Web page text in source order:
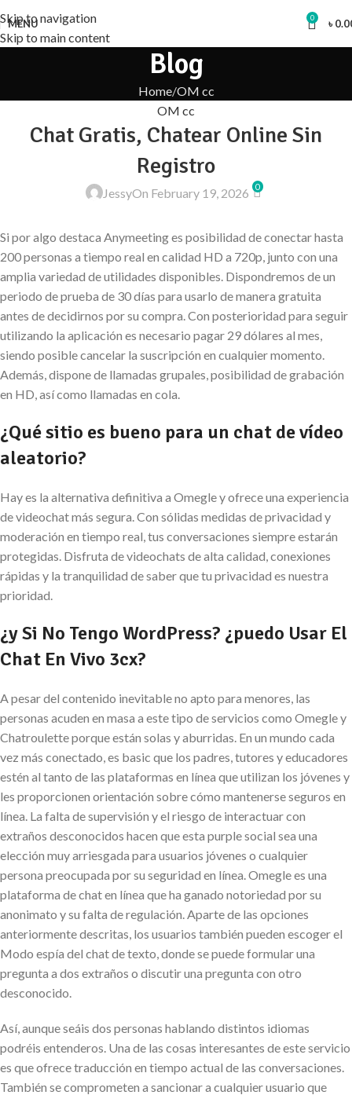
Skip to navigation
Skip to main content
MENU 0 ৳
Blog
Home OM cc
OM cc
Chat Gratis, Chatear Online Sin
Registro
JessyOn February 19, 2026 0
Si por algo destaca Anymeeting es posibilidad de conectar hasta
200 personas a tiempo real en calidad HD a 720p, junto con una
amplia variedad de utilidades disponibles. Dispondremos de un
periodo de prueba de 30 días para usarlo de manera gratuita
antes de decidirnos por su compra. Con posterioridad para seguir
utilizando la aplicación es necesario pagar 29 dólares al mes,
siendo posible cancelar la suscripción en cualquier momento.
Además, dispone de llamadas grupales, posibilidad de grabación
en HD, así como llamadas en cola.
¿Qué sitio es bueno para un chat de vídeo
aleatorio?
Hay es la alternativa definitiva a Omegle y ofrece una experiencia
de videochat más segura. Con sólidas medidas de privacidad y
moderación en tiempo real, tus conversaciones siempre estarán
protegidas. Disfruta de videochats de alta calidad, conexiones
rápidas y la tranquilidad de saber que tu privacidad es nuestra
prioridad.
¿y Si No Tengo WordPress? ¿puedo Usar El
Chat En Vivo 3cx?
A pesar del contenido inevitable no apto para menores, las
personas acuden en masa a este tipo de servicios como Omegle y
Chatroulette porque están solas y aburridas. En un mundo cada
vez más conectado, es basic que los padres, tutores y educadores
estén al tanto de las plataformas en línea que utilizan los jóvenes y
les proporcionen orientación sobre cómo mantenerse seguros en
línea. La falta de supervisión y el riesgo de interactuar con
extraños desconocidos hacen que esta purple social sea una
elección muy arriesgada para usuarios jóvenes o cualquier
persona preocupada por su seguridad en línea. Omegle es una
plataforma de chat en línea que ha ganado notoriedad por su
anonimato y su falta de regulación. Aparte de las opciones
anteriormente descritas, los usuarios también pueden escoger el
Modo espía del chat de texto, donde se puede formular una
pregunta a dos extraños o discutir una pregunta con otro
desconocido.
Así, aunque seáis dos personas hablando distintos idiomas
podréis entenderos. Una de las cosas interesantes de este servicio
es que ofrece traducción en tiempo actual de las conversaciones.
También se comprometen a sancionar a cualquier usuario que